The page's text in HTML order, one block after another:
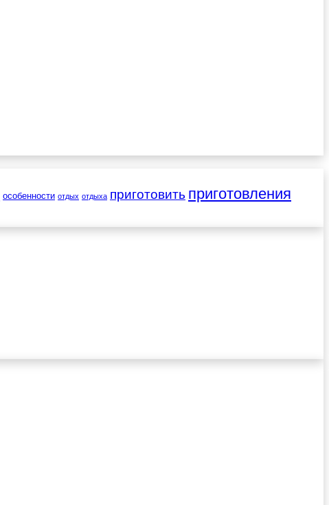
особенности отдых отдыха приготовить приготовления